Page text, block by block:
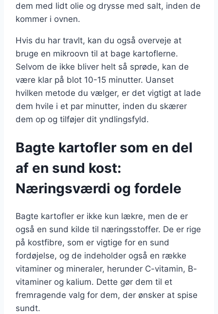
dem med lidt olie og drysse med salt, inden de
kommer i ovnen.
Hvis du har travlt, kan du også overveje at
bruge en mikroovn til at bage kartoflerne.
Selvom de ikke bliver helt så sprøde, kan de
være klar på blot 10-15 minutter. Uanset
hvilken metode du vælger, er det vigtigt at lade
dem hvile i et par minutter, inden du skærer
dem op og tilføjer dit yndlingsfyld.
Bagte kartofler som en del
af en sund kost:
Næringsværdi og fordele
Bagte kartofler er ikke kun lækre, men de er
også en sund kilde til næringsstoffer. De er rige
på kostfibre, som er vigtige for en sund
fordøjelse, og de indeholder også en række
vitaminer og mineraler, herunder C-vitamin, B-
vitaminer og kalium. Dette gør dem til et
fremragende valg for dem, der ønsker at spise
sundt.